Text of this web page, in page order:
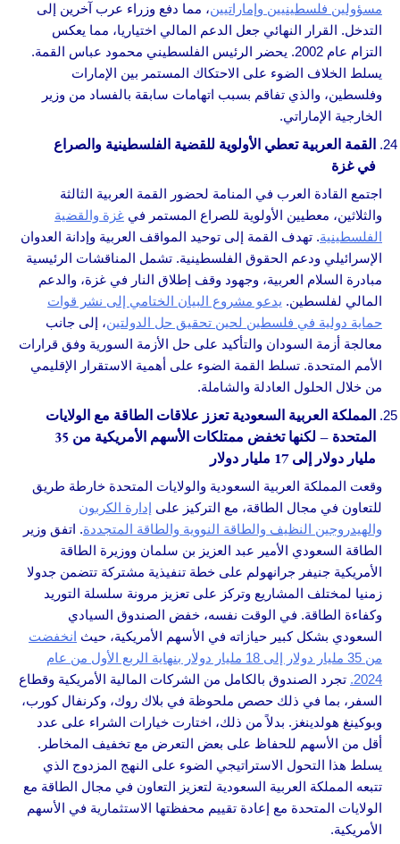
مسؤولين فلسطينيين وإماراتيين، مما دفع وزراء عرب آخرين إلى
التدخل. القرار النهائي جعل الدعم المالي اختياريا، مما يعكس
التزام عام 2002. يحضر الرئيس الفلسطيني محمود عباس القمة.
يسلط الخلاف الضوء على الاحتكاك المستمر بين الإمارات
وفلسطين، والذي تفاقم بسبب اتهامات سابقة بالفساد من وزير
الخارجية الإماراتي.
القمة العربية تعطي الأولوية للقضية الفلسطينية والصراع
في غزة
اجتمع القادة العرب في المنامة لحضور القمة العربية الثالثة
والثلاثين، معطيين الأولوية للصراع المستمر في غزة والقضية
الفلسطينية. تهدف القمة إلى توحيد المواقف العربية وإدانة العدوان
الإسرائيلي ودعم الحقوق الفلسطينية. تشمل المناقشات الرئيسية
مبادرة السلام العربية، وجهود وقف إطلاق النار في غزة، والدعم
المالي لفلسطين. يدعو مشروع البيان الختامي إلى نشر قوات
حماية دولية في فلسطين لحين تحقيق حل الدولتين، إلى جانب
معالجة أزمة السودان والتأكيد على حل الأزمة السورية وفق قرارات
الأمم المتحدة. تسلط القمة الضوء على أهمية الاستقرار الإقليمي
من خلال الحلول العادلة والشاملة.
المملكة العربية السعودية تعزز علاقات الطاقة مع الولايات
المتحدة – لكنها تخفض ممتلكات الأسهم الأمريكية من 35
مليار دولار إلى 17 مليار دولار
وقعت المملكة العربية السعودية والولايات المتحدة خارطة طريق
للتعاون في مجال الطاقة، مع التركيز على إدارة الكربون
والهيدروجين النظيف والطاقة النووية والطاقة المتجددة. اتفق وزير
الطاقة السعودي الأمير عبد العزيز بن سلمان ووزيرة الطاقة
الأمريكية جنيفر جرانهولم على خطة تنفيذية مشتركة تتضمن جدولا
زمنيا لمختلف المشاريع وتركز على تعزيز مرونة سلسلة التوريد
وكفاءة الطاقة. في الوقت نفسه، خفض الصندوق السيادي
السعودي بشكل كبير حيازاته في الأسهم الأمريكية، حيث انخفضت
من 35 مليار دولار إلى 18 مليار دولار بنهاية الربع الأول من عام
2024. تجرد الصندوق بالكامل من الشركات المالية الأمريكية وقطاع
السفر، بما في ذلك حصص ملحوظة في بلاك روك، وكرنفال كورب،
وبوكينغ هولدينغز. بدلاً من ذلك، اختارت خيارات الشراء على عدد
أقل من الأسهم للحفاظ على بعض التعرض مع تخفيف المخاطر.
يسلط هذا التحول الاستراتيجي الضوء على النهج المزدوج الذي
تتبعه المملكة العربية السعودية لتعزيز التعاون في مجال الطاقة مع
الولايات المتحدة مع إعادة تقييم محفظتها الاستثمارية في الأسهم
الأمريكية.